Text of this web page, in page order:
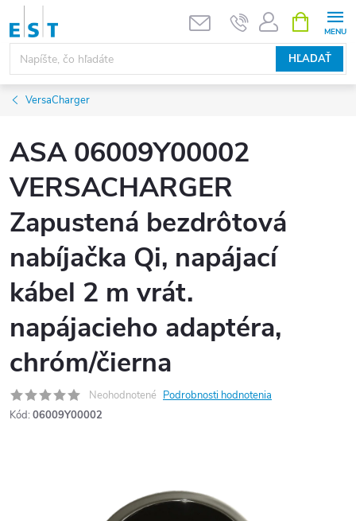
Prejsť
obsah
HĽADAŤ
KOŠÍK
VersaCharger
ASA 06009Y00002
VERSACHARGER
Zapustená bezdrôtová
nabíjačka Qi, napájací
kábel 2 m vrát.
napájacieho adaptéra,
chróm/čierna
Neohodnotené Podrobnosti hodnotenia
Kód: 06009Y00002